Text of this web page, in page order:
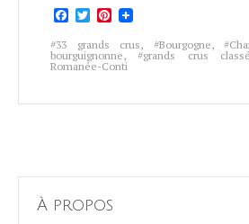
Facebook
TwitterPinterest
33 grands crus, Bourgogne,
bourguignonne, grands crus
Romanée-Conti
À propos